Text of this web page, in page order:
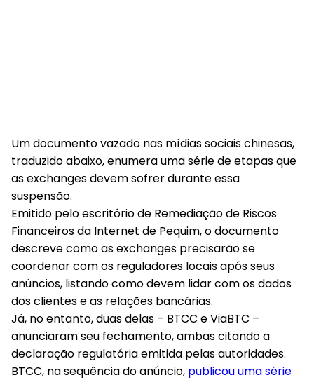
Um documento vazado nas mídias sociais chinesas,
traduzido abaixo, enumera uma série de etapas que
as exchanges devem sofrer durante essa
suspensão.
Emitido pelo escritório de Remediação de Riscos
Financeiros da Internet de Pequim, o documento
descreve como as exchanges precisarão se
coordenar com os reguladores locais após seus
anúncios, listando como devem lidar com os dados
dos clientes e as relações bancárias.
Já, no entanto, duas delas – BTCC e ViaBTC –
anunciaram seu fechamento, ambas citando a
declaração regulatória emitida pelas autoridades.
BTCC, na sequência do anúncio, publicou uma série